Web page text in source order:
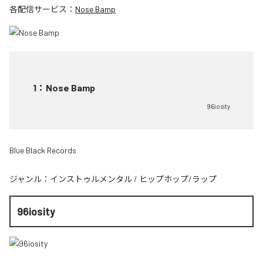
各配信サービス： Nose Bamp
1 ： Nose Bamp
96iosity
Blue Black Records
ジャンル： インストゥルメンタル / ヒップホップ/ラップ
96iosity